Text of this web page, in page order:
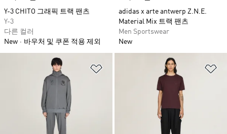
Y-3 CHITO 그래픽 트랙 팬츠
Y-3
다른 컬러
New
바우처 및 쿠폰 적용 제외
adidas x arte antwerp Z.N.E.
Material Mix 트랙 팬츠
Men Sportswear
New